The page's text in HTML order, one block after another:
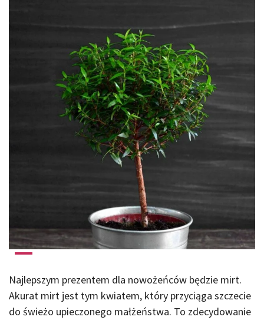
Najlepszym prezentem dla nowożeńców będzie mirt.
Akurat mirt jest tym kwiatem, który przyciąga szczecie
do świeżo upieczonego małżeństwa. To zdecydowanie